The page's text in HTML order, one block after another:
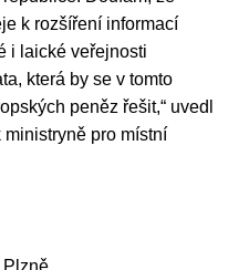
k rozšíření informací
i laické veřejnosti
která by se v tomto
peněz řešit,“ uvedl
pro místní